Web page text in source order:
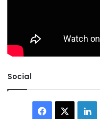
Social
Facebook